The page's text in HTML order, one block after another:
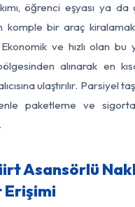
öğrenci eşyası ya da
komple bir araç
Ekonomik ve hızlı olan bu
alınarak en
ulaştırılır. Parsiyel
paketleme ve
Asansörlü
Erişimi